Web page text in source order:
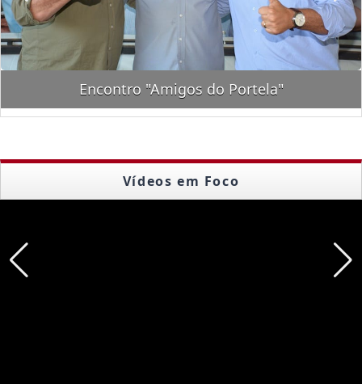
Encontro "Amigos do Portela"
Vídeos em Foco